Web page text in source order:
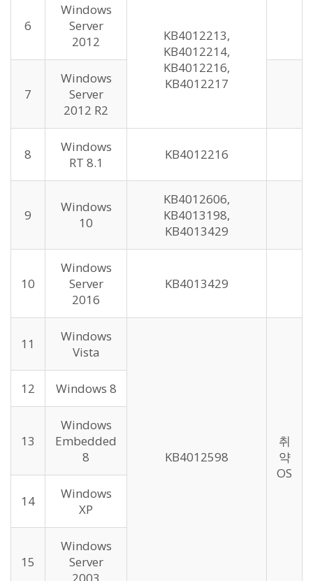
6
Windows
Server
2012
KB4012213,
KB4012214,
KB4012216,
KB4012217
7
Windows
Server
2012 R2
8
Windows
RT 8.1
KB4012216
9
Windows
10
KB4012606,
KB4013198,
KB4013429
10
Windows
Server
2016
KB4013429
11
Windows
Vista
KB4012598
취
약
OS
12 Windows 8
13
Windows
Embedded
8
14
Windows
XP
15
Windows
Server
2003